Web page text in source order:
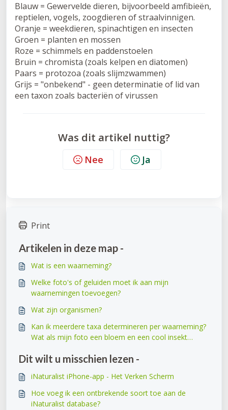
Blauw = Gewervelde dieren, bijvoorbeeld amfibieën,
reptielen, vogels, zoogdieren of straalvinnigen.
Oranje = weekdieren, spinachtigen en insecten
Groen = planten en mossen
Roze = schimmels en paddenstoelen
Bruin = chromista (zoals kelpen en diatomen)
Paars = protozoa (zoals slijmzwammen)
Grijs = "onbekend" - geen determinatie of lid van
een taxon zoals bacteriën of virussen
Was dit artikel nuttig?
Nee Ja
Print
Artikelen in deze map -
Wat is een waarneming?
Welke foto's of geluiden moet ik aan mijn
waarnemingen toevoegen?
Wat zijn organismen?
Kan ik meerdere taxa determineren per waarneming?
Wat als mijn foto een bloem en een cool insekt
Dit wilt u misschien lezen -
iNaturalist iPhone-app - Het Verken Scherm
Hoe voeg ik een ontbrekende soort toe aan de
iNaturalist database?